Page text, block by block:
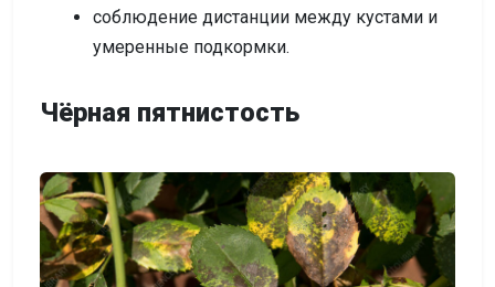
соблюдение дистанции между кустами и
умеренные подкормки.
Чёрная пятнистость